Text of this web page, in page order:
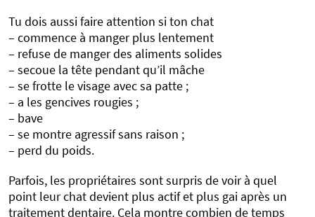
Tu dois aussi faire attention si ton chat
– commence à manger plus lentement
– refuse de manger des aliments solides
– secoue la tête pendant qu’il mâche
– se frotte le visage avec sa patte ;
– a les gencives rougies ;
– bave
– se montre agressif sans raison ;
– perd du poids.
Parfois, les propriétaires sont surpris de voir à quel
point leur chat devient plus actif et plus gai après un
traitement dentaire. Cela montre combien de temps